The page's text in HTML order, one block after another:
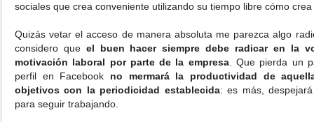
sociales que crea conveniente utilizando su tiempo libre cómo
Quizás vetar el acceso de manera absoluta me parezca algo
considero que el buen hacer siempre debe radicar en la
motivación laboral por parte de la empresa. Que pierda un
perfil en Facebook no mermará la productividad de
objetivos con la periodicidad establecida: es más,
para seguir trabajando.